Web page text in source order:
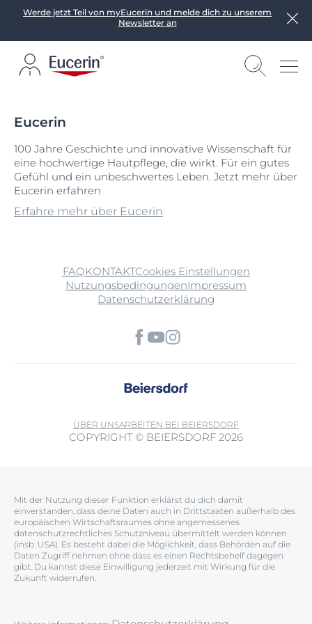
Werde jetzt Teil von myEucerin und melde dich zu unserem
Newsletter an
Eucerin
100 Jahre Geschichte und innovative Wissenschaft für
eine hochwertige Hautpflege, die wirkt. Für ein gutes
Gefühl und ein unbeschwertes Leben. Jetzt mehr über
Eucerin erfahren
Erfahre mehr über Eucerin
FAQKONTAKTCookies Einstellungen
NutzungsbedingungenImpressum
Datenschutzerklärung
ÜBER UNSARBEITEN BEI BEIERSDORF
COPYRIGHT © BEIERSDORF 2026
Mit der Nutzung dieser Funktion erklärst du dich damit
einverstanden, dass deine Daten auch in Drittstaaten außerhalb des
europäischen Wirtschaftsraumes ohne angemessenes
datenschutzrechtliches Schutzniveau übermittelt werden können
(insb. USA). Es besteht dabei die Möglichkeit, dass Behörden auf die
Daten Zugriff nehmen ohne dass es einen Rechtsbehelf dagegen
gibt. Du kannst diese Einwilligung jederzeit mit Wirkung für die
Zukunft widerrufen.